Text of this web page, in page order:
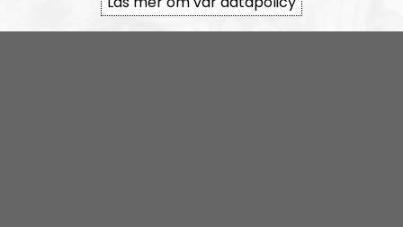
rss&show=ledarperspektiv